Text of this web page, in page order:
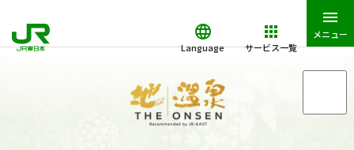
Language サービス一覧
メニュー